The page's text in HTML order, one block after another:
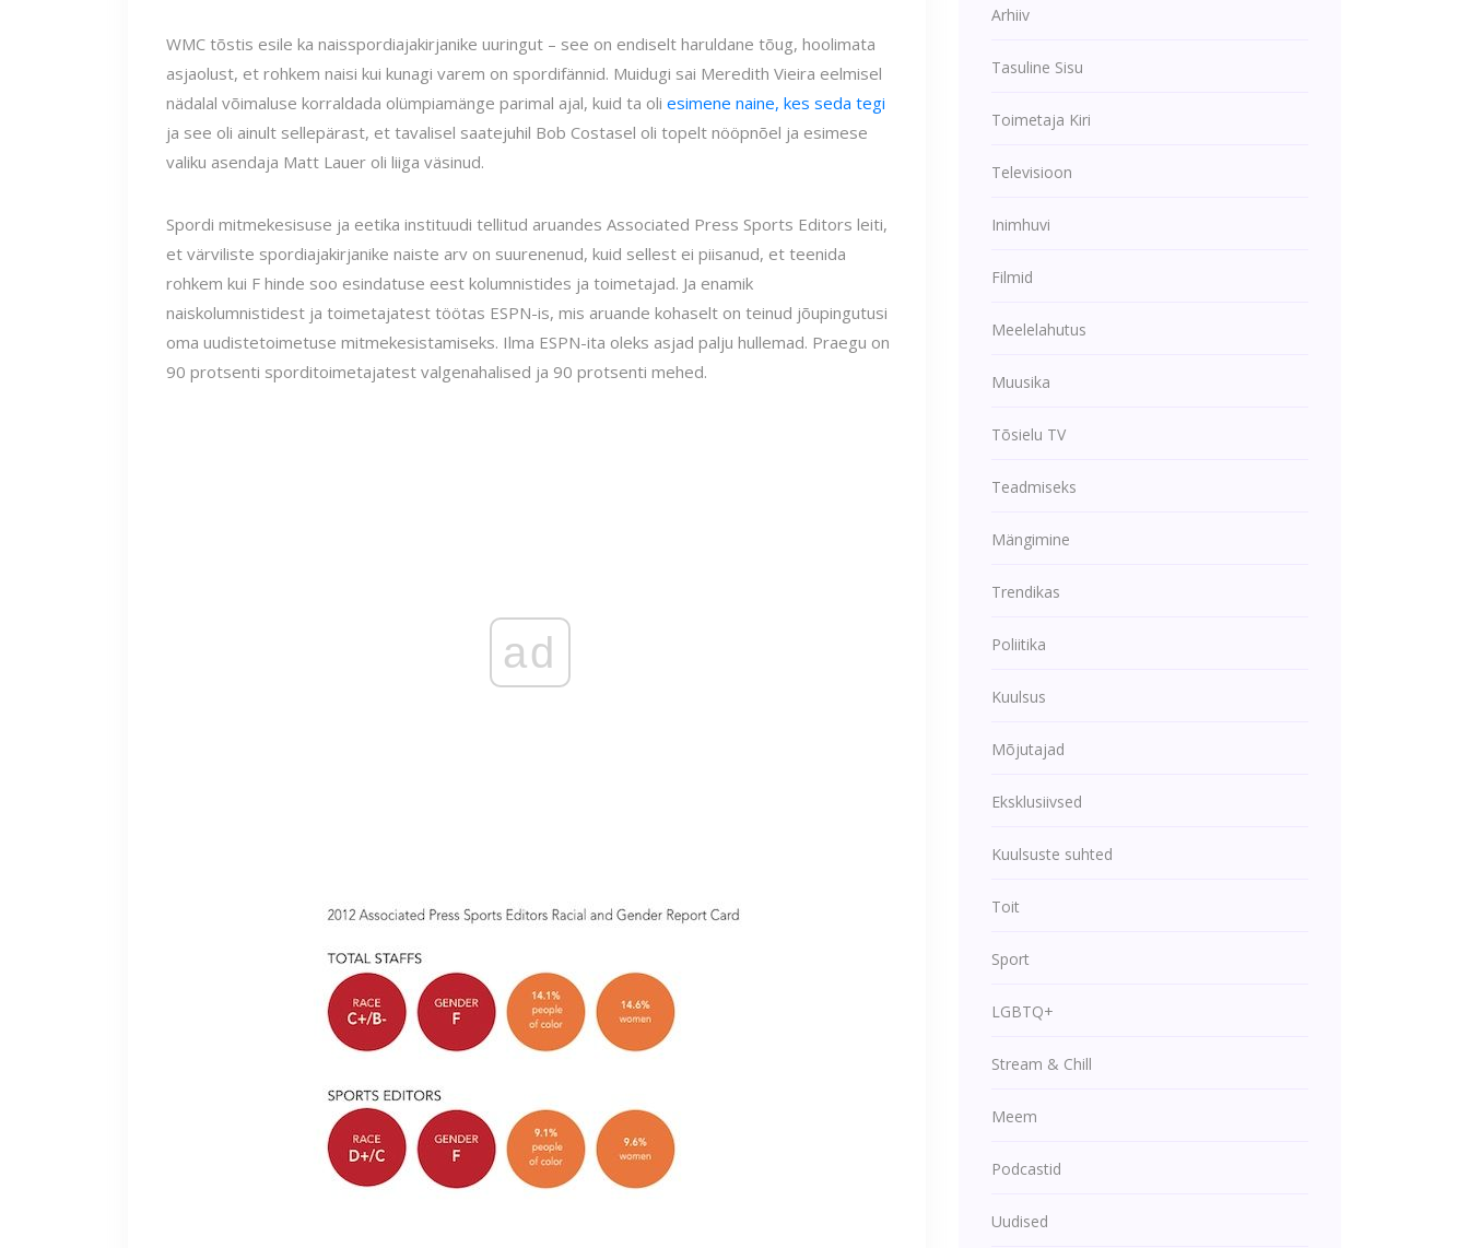
WMC tõstis esile ka naisspordiajakirjanike uuringut – see on endiselt haruldane tõug, hoolimata
asjaolust, et rohkem naisi kui kunagi varem on spordifännid. Muidugi sai Meredith Vieira eelmisel
nädalal võimaluse korraldada olümpiamänge parimal ajal, kuid ta oli esimene naine, kes seda tegi
ja see oli ainult sellepärast, et tavalisel saatejuhil Bob Costasel oli topelt nööpnõel ja esimese
valiku asendaja Matt Lauer oli liiga väsinud.
Spordi mitmekesisuse ja eetika instituudi tellitud aruandes Associated Press Sports Editors leiti,
et värviliste spordiajakirjanike naiste arv on suurenenud, kuid sellest ei piisanud, et teenida
rohkem kui F hinde soo esindatuse eest kolumnistides ja toimetajad. Ja enamik
naiskolumnistidest ja toimetajatest töötas ESPN-is, mis aruande kohaselt on teinud jõupingutusi
oma uudistetoimetuse mitmekesistamiseks. Ilma ESPN-ita oleks asjad palju hullemad. Praegu on
90 protsenti sporditoimetajatest valgenahalised ja 90 protsenti mehed.
ad
Arhiiv
Tasuline Sisu
Toimetaja Kiri
Televisioon
Inimhuvi
Filmid
Meelelahutus
Muusika
Tõsielu TV
Teadmiseks
Mängimine
Trendikas
Poliitika
Kuulsus
Mõjutajad
Eksklusiivsed
Kuulsuste suhted
Toit
Sport
LGBTQ+
Stream & Chill
Meem
Podcastid
Uudised